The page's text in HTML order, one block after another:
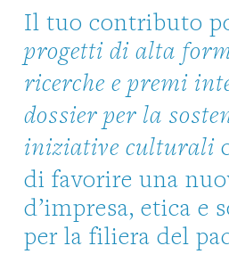
Il tuo contributo
progetti di alta
ricerche e premi
dossier per la
iniziative culturali
di favorire una
d’impresa, etica e
per la filiera del